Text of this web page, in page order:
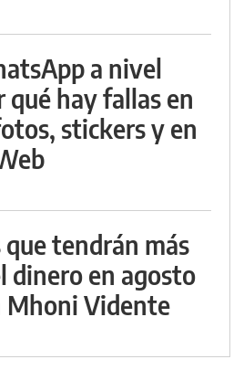
a nivel
qué hay fallas en
stickers y en
que tendrán más
dinero en agosto
Mhoni Vidente